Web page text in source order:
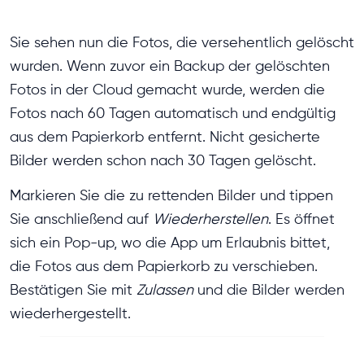
Sie sehen nun die Fotos, die versehentlich gelöscht
wurden. Wenn zuvor ein Backup der gelöschten
Fotos in der Cloud gemacht wurde, werden die
Fotos nach 60 Tagen automatisch und endgültig
aus dem Papierkorb entfernt. Nicht gesicherte
Bilder werden schon nach 30 Tagen gelöscht.
Markieren Sie die zu rettenden Bilder und tippen
Sie anschließend auf Wiederherstellen. Es öffnet
sich ein Pop-up, wo die App um Erlaubnis bittet,
die Fotos aus dem Papierkorb zu verschieben.
Bestätigen Sie mit Zulassenund die Bilder werden
wiederhergestellt.